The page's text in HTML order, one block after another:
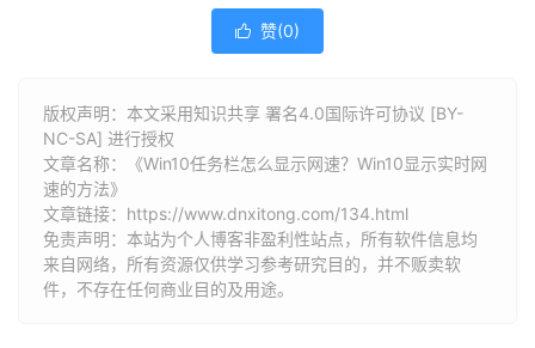
 赞(0)
版权声明：本文采用知识共享 署名4.0国际许可协议 [BY-
NC-SA] 进行授权
文章名称：《Win10任务栏怎么显示网速？Win10显示实时网
速的方法》
文章链接： https://www.dnxitong.com/134.html
免责声明：本站为个人博客非盈利性站点，所有软件信息均
来自网络，所有资源仅供学习参考研究目的，并不贩卖软
件，不存在任何商业目的及用途。